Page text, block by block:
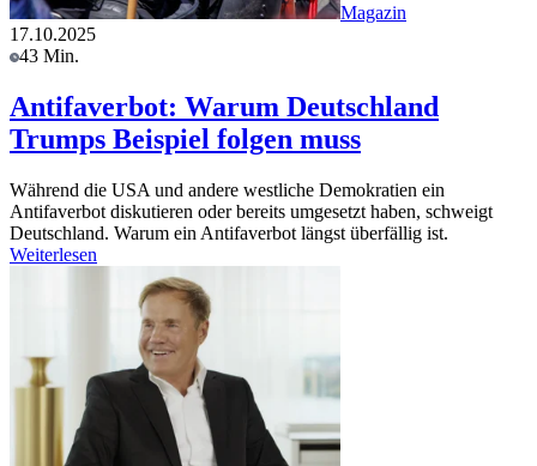
Magazin
17.10.2025
43 Min.
Antifaverbot: Warum Deutschland
Trumps Beispiel folgen muss
Während die USA und andere westliche Demokratien ein
Antifaverbot diskutieren oder bereits umgesetzt haben, schweigt
Deutschland. Warum ein Antifaverbot längst überfällig ist.
Weiterlesen